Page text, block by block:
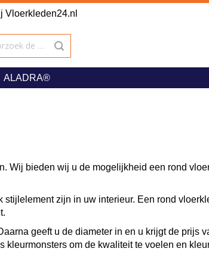
Vloerkleden24.nl
ALADRA®
Wij bieden wij u de mogelijkheid een rond
zijn in uw interieur. Een rond
geeft u de diameter in en u krijgt de prijs
om de kwaliteit te voelen en